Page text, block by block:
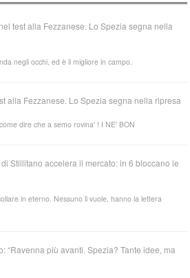
test alla Fezzanese. Lo Spezia segna nella
negli occhi, ed è il migliore in campo.
alla Fezzanese. Lo Spezia segna nella ripresa
dire che a semo rovina' ! I NE' BON
di Stillitano accelera il mercato: in 6 bloccano le
in eterno. Nessuno li vuole, hanno la lettera
“Ravenna più avanti. Spezia? Tante idee, ma